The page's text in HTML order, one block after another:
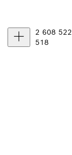
2 608 522
518